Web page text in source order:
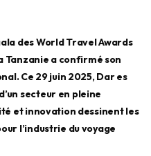
des World Travel Awards
Tanzanie a confirmé son
Ce 29 juin 2025, Dar es
secteur en pleine
et innovation dessinent les
l’industrie du voyage